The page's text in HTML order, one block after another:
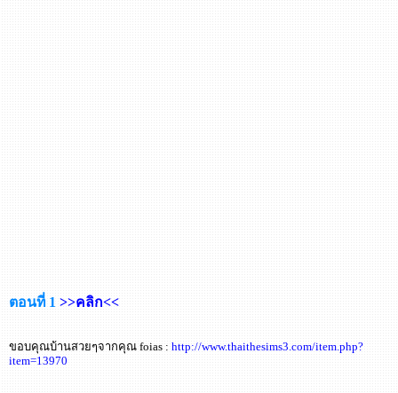
ตอนที่ 1 >>คลิก<<
ขอบคุณบ้านสวยๆจากคุณ foias : http://www.thaithesims3.com/item.php?
item=13970